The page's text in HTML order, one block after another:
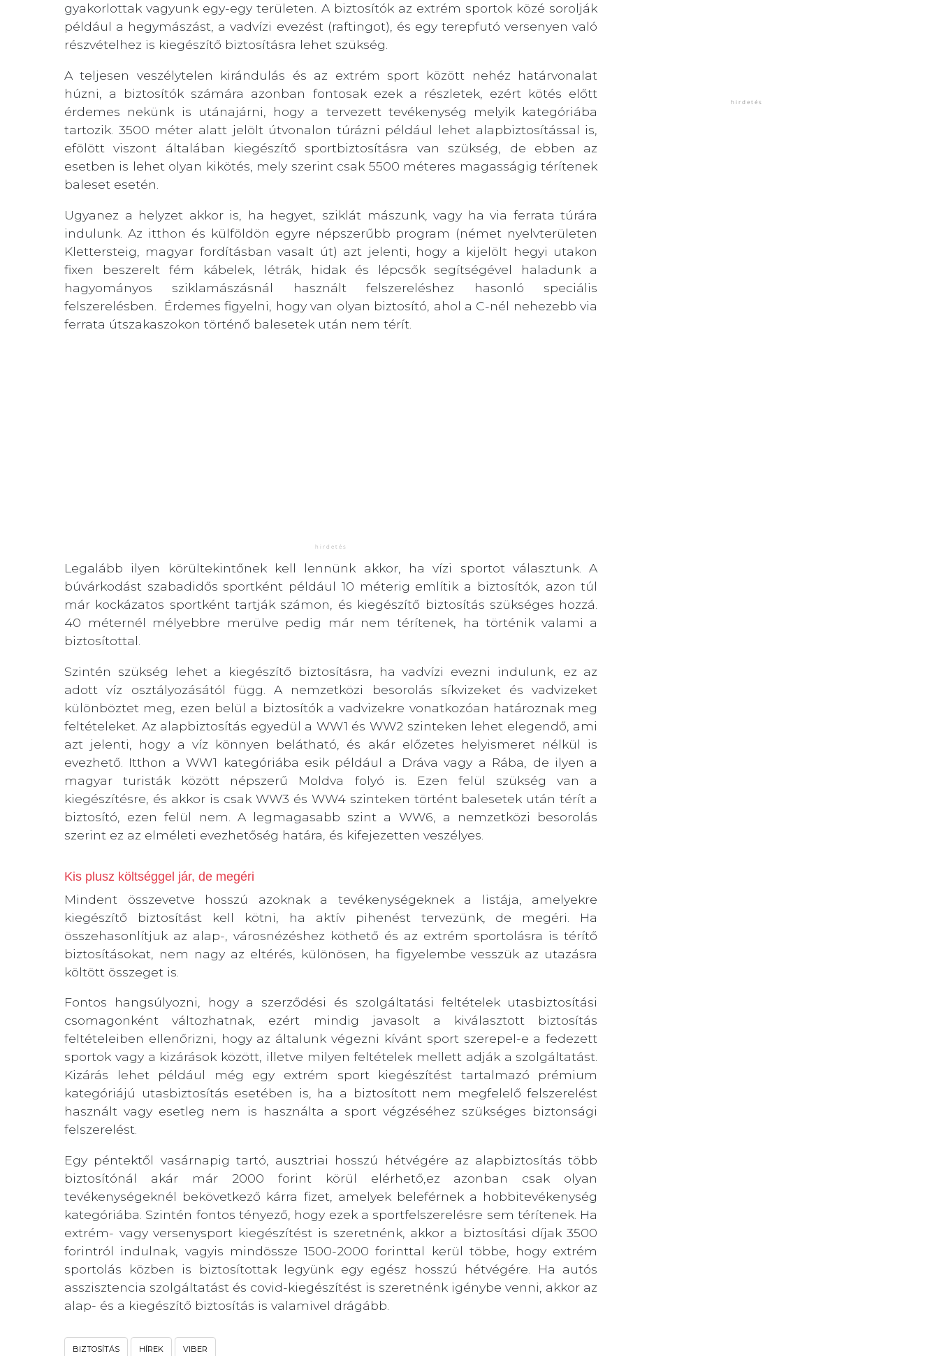
gyakorlottak vagyunk egy-egy területen. A biztosítók az extrém sportok közé sorolják
például a hegymászást, a vadvízi evezést (raftingot), és egy terepfutó versenyen való
részvételhez is kiegészítő biztosításra lehet szükség.
A teljesen veszélytelen kirándulás és az extrém sport között nehéz határvonalat
húzni, a biztosítók számára azonban fontosak ezek a részletek, ezért kötés előtt
érdemes nekünk is utánajárni, hogy a tervezett tevékenység melyik kategóriába
tartozik. 3500 méter alatt jelölt útvonalon túrázni például lehet alapbiztosítással is,
efölött viszont általában kiegészítő sportbiztosításra van szükség, de ebben az
esetben is lehet olyan kikötés, mely szerint csak 5500 méteres magasságig térítenek
baleset esetén.
Ugyanez a helyzet akkor is, ha hegyet, sziklát mászunk, vagy ha via ferrata túrára
indulunk. Az itthon és külföldön egyre népszerűbb program (német nyelvterületen
Klettersteig, magyar fordításban vasalt út) azt jelenti, hogy a kijelölt hegyi utakon
fixen beszerelt fém kábelek, létrák, hidak és lépcsők segítségével haladunk a
hagyományos sziklamászásnál használt felszereléshez hasonló speciális
felszerelésben.
Érdemes figyelni, hogy van olyan biztosító, ahol a C-nél nehezebb via
ferrata útszakaszokon történő balesetek után nem térít.
Legalább ilyen körültekintőnek kell lennünk akkor, ha vízi sportot választunk. A
búvárkodást szabadidős sportként például 10 méterig említik a biztosítók, azon túl
már kockázatos sportként tartják számon, és kiegészítő biztosítás szükséges hozzá.
40 méternél mélyebbre merülve pedig már nem térítenek, ha történik valami a
biztosítottal.
Szintén szükség lehet a kiegészítő biztosításra, ha vadvízi evezni indulunk, ez az
adott víz osztályozásától függ. A nemzetközi besorolás síkvizeket és vadvizeket
különböztet meg, ezen belül a biztosítók a vadvizekre vonatkozóan határoznak meg
feltételeket. Az alapbiztosítás egyedül a WW1 és WW2 szinteken lehet elegendő, ami
azt jelenti, hogy a víz könnyen belátható, és akár előzetes helyismeret nélkül is
evezhető. Itthon a WW1 kategóriába esik például a Dráva vagy a Rába, de ilyen a
magyar turisták között népszerű Moldva folyó is. Ezen felül szükség van a
kiegészítésre, és akkor is csak WW3 és WW4 szinteken történt balesetek után térít a
biztosító, ezen felül nem. A legmagasabb szint a WW6, a nemzetközi besorolás
szerint ez az elméleti evezhetőség határa, és kifejezetten veszélyes.
Kis plusz költséggel jár, de megéri
Mindent összevetve hosszú azoknak a tevékenységeknek a listája, amelyekre
kiegészítő biztosítást kell kötni, ha aktív pihenést tervezünk, de megéri. Ha
összehasonlítjuk az alap-, városnézéshez köthető és az extrém sportolásra is térítő
biztosításokat, nem nagy az eltérés, különösen, ha figyelembe vesszük az utazásra
költött összeget is.
Fontos hangsúlyozni, hogy a szerződési és szolgáltatási feltételek utasbiztosítási
csomagonként változhatnak, ezért
mindig javasolt a kiválasztott biztosítás
feltételeiben ellenőrizni, hogy az általunk végezni kívánt sport szerepel-e a fedezett
sportok vagy a kizárások között, illetve milyen feltételek mellett adják a szolgáltatást.
Kizárás lehet például még egy extrém sport kiegészítést tartalmazó prémium
kategóriájú utasbiztosítás esetében is, ha a biztosított nem megfelelő felszerelést
használt vagy esetleg nem is használta a sport végzéséhez szükséges biztonsági
felszerelést.
Egy péntektől vasárnapig tartó, ausztriai hosszú hétvégére az alapbiztosítás több
biztosítónál akár már 2000 forint körül elérhető,ez azonban csak olyan
tevékenységeknél bekövetkező kárra fizet, amelyek beleférnek a hobbitevékenység
kategóriába. Szintén fontos tényező, hogy ezek a sportfelszerelésre sem térítenek. Ha
extrém- vagy versenysport kiegészítést is szeretnénk, akkor a biztosítási díjak 3500
forintról indulnak, vagyis mindössze 1500-2000 forinttal kerül többe, hogy extrém
sportolás közben is biztosítottak legyünk egy egész hosszú hétvégére. Ha autós
asszisztencia szolgáltatást és covid-kiegészítést is szeretnénk igénybe venni, akkor az
alap- és a kiegészítő biztosítás is valamivel drágább.
BIZTOSÍTÁS HÍREK VIBER